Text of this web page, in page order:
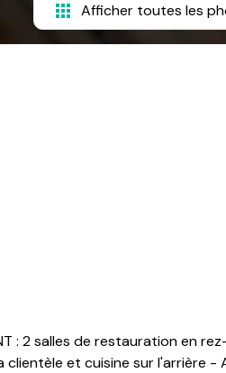
Afficher toutes les
: 2 salles de restauration
et cuisine sur l'arrière -